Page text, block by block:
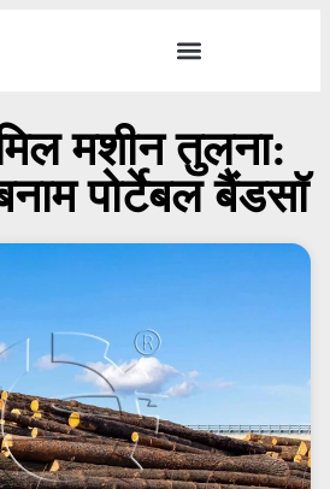
मशीन तुलना:
पोर्टेबल बैंडसॉ